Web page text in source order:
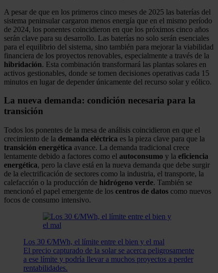
A pesar de que en los primeros cinco meses de 2025 las baterías del
sistema peninsular cargaron menos energía que en el mismo período
de 2024, los ponentes coincidieron en que los próximos cinco años
serán clave para su desarrollo. Las baterías no solo serán esenciales
para el equilibrio del sistema, sino también para mejorar la viabilidad
financiera de los proyectos renovables, especialmente a través de la
hibridación. Esta combinación transformará las plantas solares en
activos gestionables, donde se tomen decisiones operativas cada 15
minutos en lugar de depender únicamente del recurso solar y eólico.
La nueva demanda: condición necesaria para la
transición
Todos los ponentes de la mesa de análisis coincidieron en que el
crecimiento de la demanda eléctrica es la pieza clave para que la
transición energética avance. La demanda tradicional crece
lentamente debido a factores como el autoconsumo y la eficiencia
energética, pero la clave está en la nueva demanda que debe surgir
de la electrificación de sectores como la industria, el transporte, la
calefacción o la producción de hidrógeno verde. También se
mencionó el papel emergente de los centros de datos como nuevos
focos de consumo intensivo.
Los 30 €/MWh, el límite entre el bien y el mal
El precio capturado de la solar se acerca peligrosamente
a ese límite y podría llevar a muchos proyectos a perder
rentabilidades.